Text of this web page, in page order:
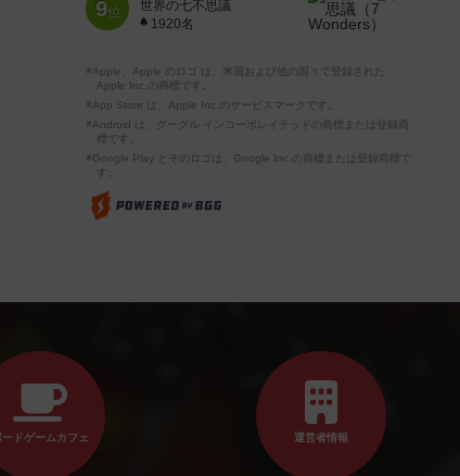
9位
世界の七不思議
1920名
※Apple、Apple のロゴ は、米国および他の国々で登録された
Apple Inc.の商標です。
※App Store は、Apple Inc.のサービスマークです。
※Android は、グーグル インコーポレイテッドの商標または登録商
標です。
※Google Play とそのロゴは、Google Inc.の商標または登録商標で
す。
ードゲームカフェ 運営者情報